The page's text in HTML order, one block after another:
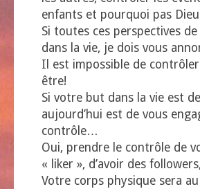
enfants et pourquoi pas
Si toutes ces perspectives
dans la vie, je dois vous
Il est impossible de
être!
Si votre but dans la vie est
aujourd’hui est de vous
contrôle…
Oui, prendre le contrôle de
« liker », d’avoir des
Votre corps physique sera